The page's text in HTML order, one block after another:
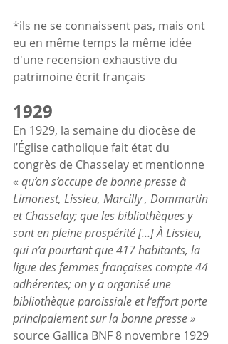
*ils ne se connaissent pas, mais ont
eu en même temps la même idée
d'une recension exhaustive du
patrimoine écrit français
1929
En 1929, la semaine du diocèse de
l’Église catholique fait état du
congrès de Chasselay et mentionne
« qu’on s’occupe de bonne presse à
Limonest, Lissieu, Marcilly , Dommartin
et Chasselay; que les bibliothèques y
sont en pleine prospérité […] À Lissieu,
qui n’a pourtant que 417 habitants, la
ligue des femmes françaises compte 44
adhérentes; on y a organisé une
bibliothèque paroissiale et l’effort porte
principalement sur la bonne presse »
source Gallica BNF 8 novembre 1929